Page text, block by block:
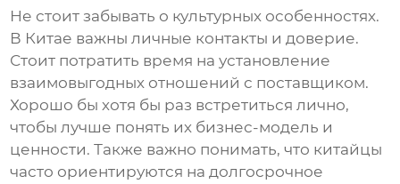
Не стоит забывать о культурных особенностях.
В Китае важны личные контакты и доверие.
Стоит потратить время на установление
взаимовыгодных отношений с поставщиком.
Хорошо бы хотя бы раз встретиться лично,
чтобы лучше понять их бизнес-модель и
ценности. Также важно понимать, что китайцы
часто ориентируются на долгосрочное